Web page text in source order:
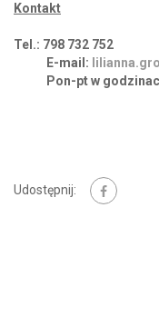
Kontakt
Tel.: 798 732 752
E-mail:
Pon-pt w
Udostępnij: